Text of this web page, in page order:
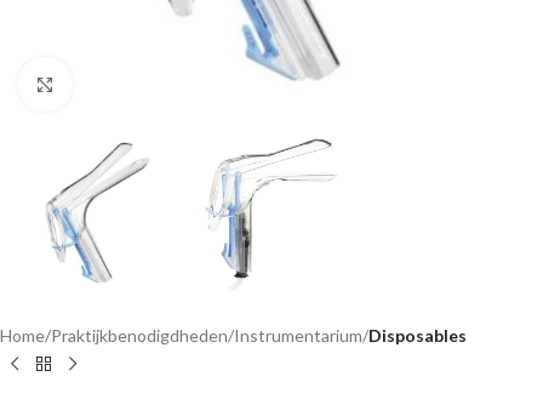
Home Praktijkbenodigdheden Instrumentarium Disposables